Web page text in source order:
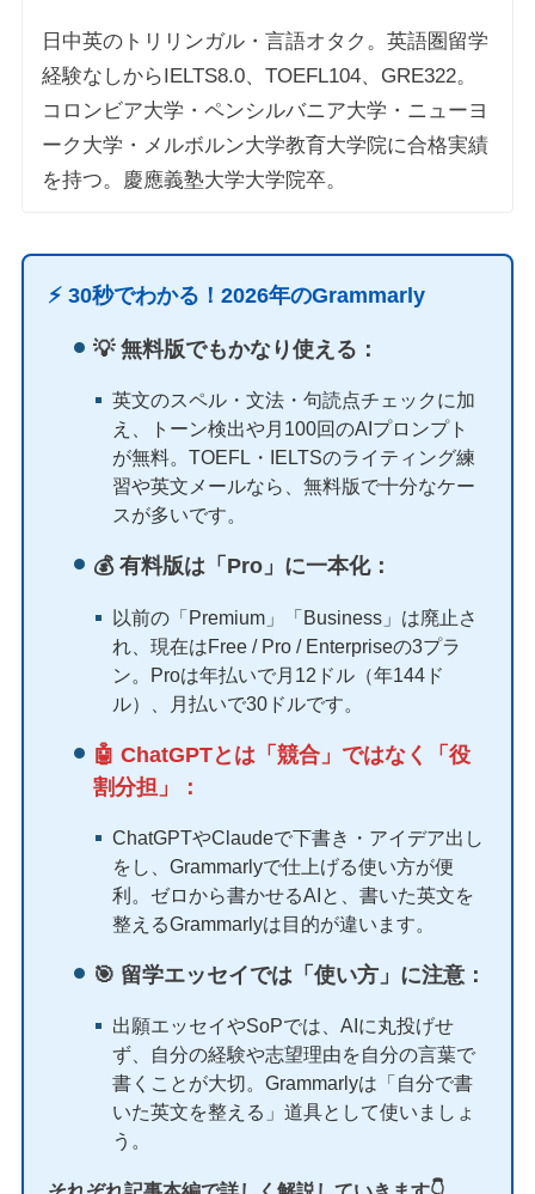
日中英のトリリンガル・言語オタク。英語圏留学
経験なしからIELTS8.0、TOEFL104、GRE322。
コロンビア大学・ペンシルバニア大学・ニューヨ
ーク大学・メルボルン大学教育大学院に合格実績
を持つ。慶應義塾大学大学院卒。
⚡️ 30秒でわかる！2026年のGrammarly
💡 無料版でもかなり使える：
英文のスペル・文法・句読点チェックに加
え、トーン検出や月100回のAIプロンプト
が無料。TOEFL・IELTSのライティング練
習や英文メールなら、無料版で十分なケー
スが多いです。
💰 有料版は「Pro」に一本化：
以前の「Premium」「Business」は廃止さ
れ、現在はFree / Pro / Enterpriseの3プラ
ン。Proは年払いで月12ドル（年144ド
ル）、月払いで30ドルです。
🤖 ChatGPTとは「競合」ではなく「役
割分担」：
ChatGPTやClaudeで下書き・アイデア出し
をし、Grammarlyで仕上げる使い方が便
利。ゼロから書かせるAIと、書いた英文を
整えるGrammarlyは目的が違います。
🎯 留学エッセイでは「使い方」に注意：
出願エッセイやSoPでは、AIに丸投げせ
ず、自分の経験や志望理由を自分の言葉で
書くことが大切。Grammarlyは「自分で書
いた英文を整える」道具として使いましょ
う。